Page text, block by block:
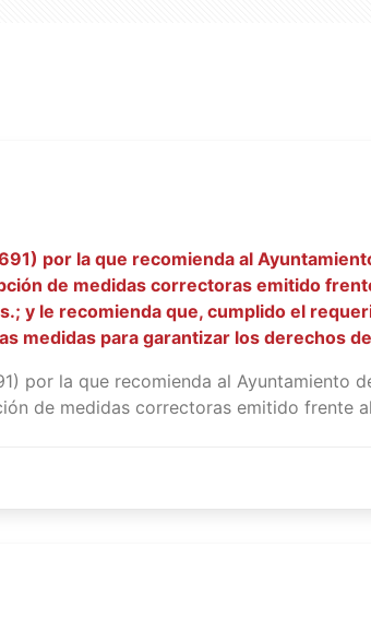
por la que recomienda al
de medidas correctoras emitido
y le recomienda que, cumplido el
medidas para garantizar los derechos
por la que recomienda al Ayuntamiento
de medidas correctoras emitido frente